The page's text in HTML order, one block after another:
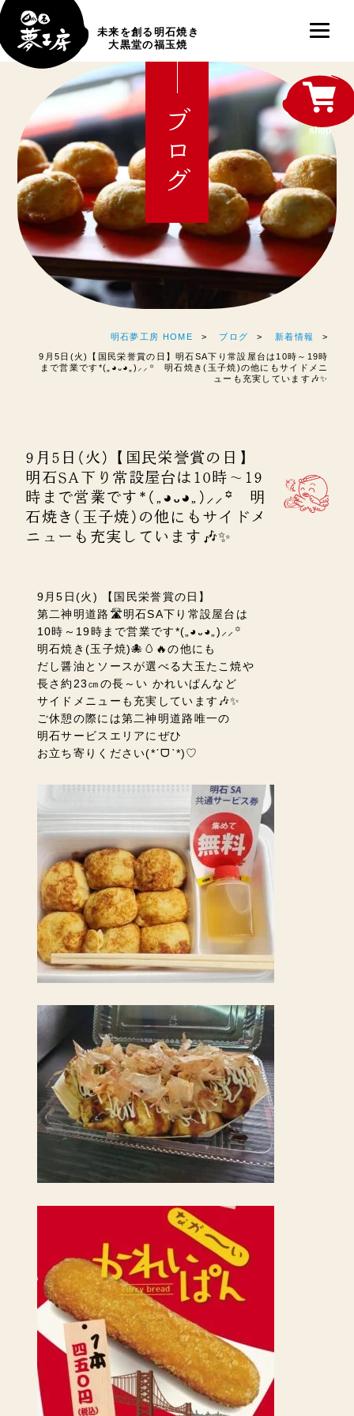
未来を創る明石焼き
大黒堂の福玉焼
ブログ
明石夢工房 HOME ブログ 新着情報
9月5日(火)【国民栄誉賞の日】明石SA下り常設屋台は10時～19時
まで営業です*(„◕᎑◕„)⸝⸝꙳ 明石焼き(玉子焼)の他にもサイドメニ
ューも充実しています🎶✨
9月5日(火)【国民栄誉賞の日】
明石SA下り常設屋台は10時～19
時まで営業です*(„◕᎑◕„)⸝⸝꙳ 明
石焼き(玉子焼)の他にもサイドメ
ニューも充実しています🎶✨
9月5日(火) 【国民栄誉賞の日】
第二神明道路🛣️明石SA下り常設屋台は
10時～19時まで営業です*(„◕᎑◕„)⸝⸝꙳
明石焼き(玉子焼)🐙🥚🔥の他にも
だし醤油とソースが選べる大玉たこ焼や
長さ約23㎝の長～い かれいぱんなど
サイドメニューも充実しています🎶✨
ご休憩の際には第二神明道路唯一の
明石サービスエリアにぜひ
お立ち寄りください(*ˊᗜˋ*)♡
shop